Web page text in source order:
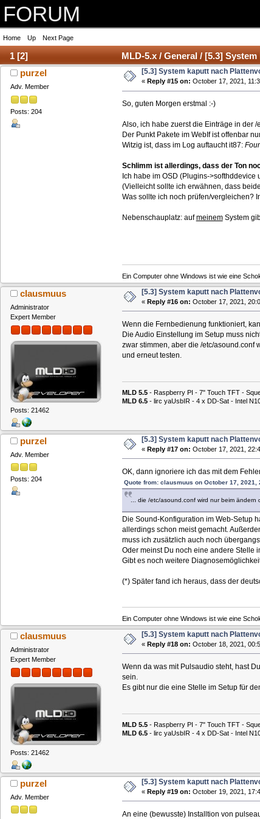
FORUM
Home Up Next Page
1 [2]
MLD-5.x / General / [5.3]
purzel
Adv. Member
Posts: 204
[5.3] System kaputt nach
« Reply #15 on: October 17, 2021,
So, guten Morgen erstmal :-)
Also, ich habe zuerst die Einträge in der
Der Punkt Pakete im WebIf ist offenbar
Witzig ist, dass im Log auftaucht it87:
Schlimm ist allerdings, dass der Ton
Ich habe im OSD (Plugins-
(Vielleicht sollte ich erwähnen, dass
Was sollte ich noch prüfen/vergleichen?
Nebenschauplatz: aufmeinemSystem
Ein Computer ohne Windows ist wie eine
clausmuus
Administrator
Expert Member
Posts: 21462
[5.3] System kaputt nach
« Reply #16 on: October 17, 2021,
Wenn die Fernbedienung funktioniert,
Die Audio Einstellung im Setup muss
zwar stimmen, aber die /etc/asound.conf
und erneut testen.
MLD 5.5- Raspberry PI - 7" Touch TFT -
MLD 6.5- lirc yaUsbIR - 4 x DD-Sat - Intel
purzel
Adv. Member
Posts: 204
[5.3] System kaputt nach
« Reply #17 on: October 17, 2021,
OK, dann ignoriere ich das mit dem
Quote from: clausmuus on October 17, 2021,
... die /etc/asound.conf wird nur beim
Die Sound-Konfiguration im Web-Setup
allerdings schon meist gemacht.
muss ich zusätzlich auch noch
Oder meinst Du noch eine andere Stelle
Gibt es noch weitere
(*) Später fand ich heraus, dass der
Ein Computer ohne Windows ist wie eine
clausmuus
Administrator
Expert Member
Posts: 21462
[5.3] System kaputt nach
« Reply #18 on: October 18, 2021,
Wenn da was mit Pulsaudio steht, hast
sein.
Es gibt nur die eine Stelle im Setup für
MLD 5.5- Raspberry PI - 7" Touch TFT -
MLD 6.5- lirc yaUsbIR - 4 x DD-Sat - Intel
purzel
Adv. Member
[5.3] System kaputt nach
« Reply #19 on: October 19, 2021,
An eine (bewusste) Installtion von